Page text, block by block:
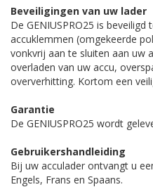
Beveiligingen van uw lader
De GENIUSPRO25 is
accuklemmen (omgekeerde
vonkvrij aan te sluiten aan uw
overladen van uw accu,
oververhitting. Kortom een
Garantie
De GENIUSPRO25 wordt
Gebruikershandleiding
Bij uw acculader ontvangt u
Engels, Frans en Spaans.